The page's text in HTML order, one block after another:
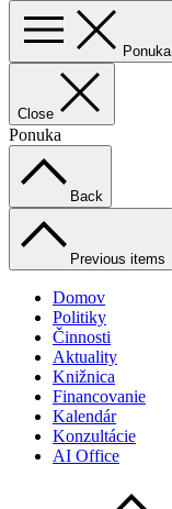
Ponuka
Close
Ponuka
Back
Previous items
Domov
Politiky
Činnosti
Aktuality
Knižnica
Financovanie
Kalendár
Konzultácie
AI Office